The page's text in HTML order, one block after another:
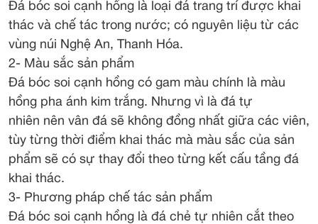
Đá bóc soi cạnh hồng là loại đá trang trí được khai
thác và chế tác trong nước; có nguyên liệu từ các
vùng núi Nghệ An, Thanh Hóa.
2- Màu sắc sản phẩm
Đá bóc soi cạnh hồng có gam màu chính là màu
hồng pha ánh kim trắng. Nhưng vì là đá tự
nhiên nên vân đá sẽ không đồng nhất giữa các viên,
tùy từng thời điểm khai thác mà màu sắc của sản
phẩm sẽ có sự thay đổi theo từng kết cấu tầng đá
khai thác.
3- Phương pháp chế tác sản phẩm
Đá bóc soi cạnh hồng là đá chẻ tự nhiên cắt theo